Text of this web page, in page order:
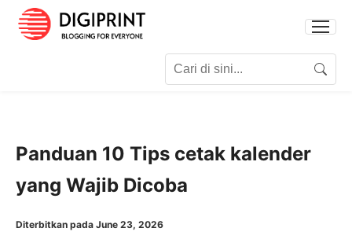
Search
Panduan 10 Tips cetak kalender
yang Wajib Dicoba
Diterbitkan pada June 23, 2026